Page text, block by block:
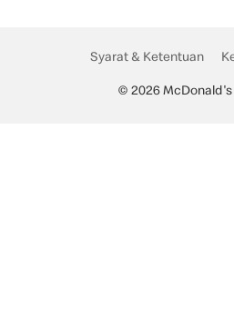
Syarat & Ketentuan
© 2026 McDonald's